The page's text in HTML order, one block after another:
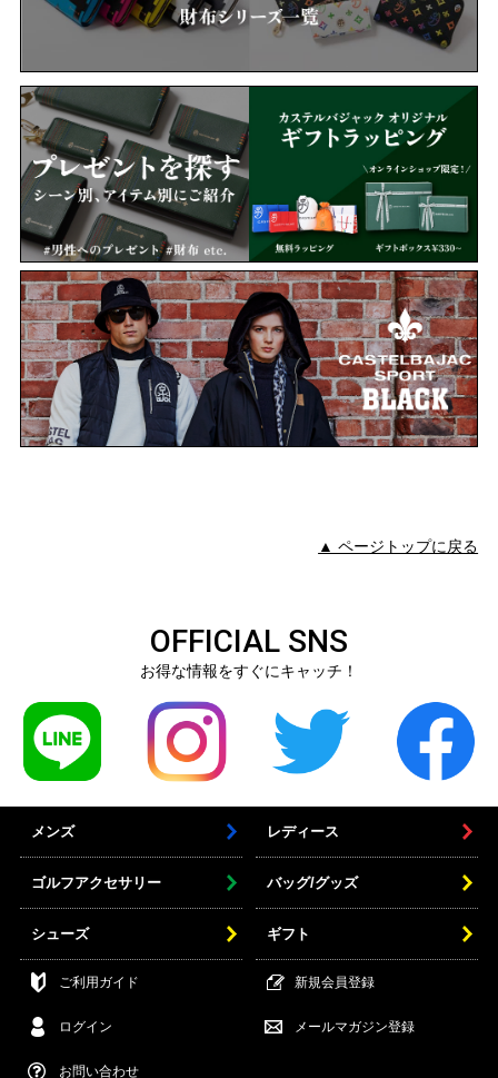
▲ ページトップに戻る
OFFICIAL SNS
お得な情報をすぐにキャッチ！
メンズ レディース
ゴルフアクセサリー バッグ/グッズ
シューズ ギフト
ご利用ガイド 新規会員登録
ログイン メールマガジン登録
お問い合わせ